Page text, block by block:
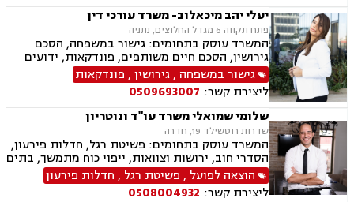
יעלי יהב מיכאלוב- משרד עורכי דין
פתח תקווה 6 מגדל החלוצים, נתניה
המשרד עוסק בתחומים: גישור במשפחה, הסכם
גירושין, הסכם חיים משותפים, פונדקאות, ידועים
בציבור, אפוטרופסות, הסכמי ממון, אבהות, מזונות,
זמני שהות, גירושין, הורות חד מינית, נישואים
אזרחיים, חוק הנוער, אימוץ , חלוקת רכוש, מעמד
אישי, תיאום הורי, חטיפת ילדים, זמני שהות (החזקת
ילדים), אומנה, ניכור הורי, עסקאות מתנה, הוצאה
לפועל, חדלות פירעון, ייפוי כוח מתמשך, מסמך
הבעת רצון, צוואות וירושה.
גישור במשפחה ,גירושין, פונדקאות
ליצירת קשר: 0509693007
שלומי שמואלי משרד עו"ד ונוטריון
שדרות רוטשילד 19, חדרה
המשרד עוסק בתחומים: פשיטת רגל, חדלות פירעון,
הסדרי חוב, ירושות וצוואות, ייפוי כוח מתמשך, בתים
משותפים, עסקאות מכר דירה, ליטיגציה, לשון הרע,
מיסים
הוצאה לפועל , פשיטת רגל , חדלות פירעון
ליצירת קשר: 0508004932